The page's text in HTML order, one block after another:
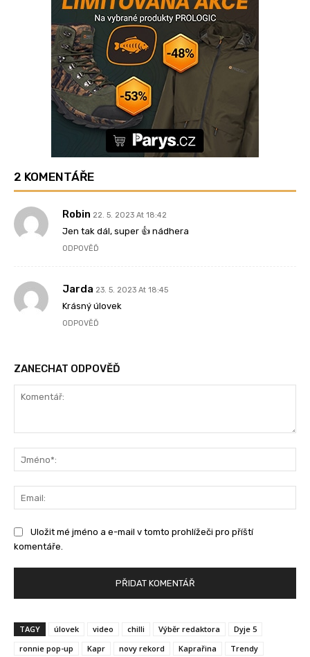
2 KOMENTÁŘE
Robin 22. 5. 2023 At 18:42
Jen tak dál, super 👍 nádhera
ODPOVĚĎ
Jarda 23. 5. 2023 At 18:45
Krásný úlovek
ODPOVĚĎ
ZANECHAT ODPOVĚĎ
Uložit mé jméno a e-mail v tomto prohlížeči pro příští
komentáře.
TAGY úlovek video chilli Výběr redaktora
Dyje 5
ronnie pop-up
Kapr novy rekord Kaprařina
Trendy